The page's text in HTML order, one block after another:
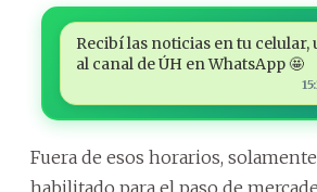
Recibí las noticias en tu celular,
al canal de ÚH en WhatsApp 🤩
Fuera de esos horarios,
habilitado para el paso de